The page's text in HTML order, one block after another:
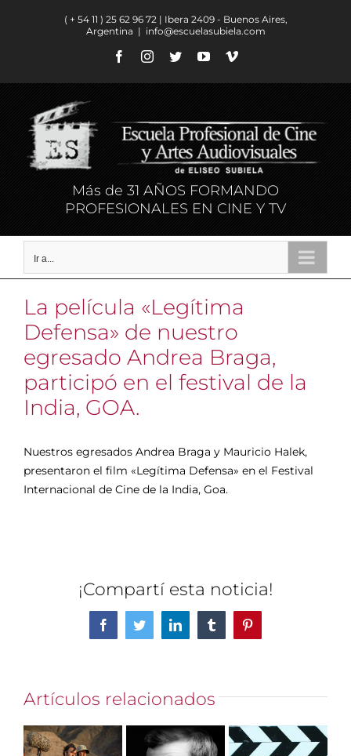
( + 54 11 ) ​25 62 96 72 | Ibera 2409 - Buenos Aires,
Argentina | info@escuelasubiela.com
FacebookInstagram
TwitterYouTubeVimeo
Más de 31 AÑOS FORMANDO
PROFESIONALES EN CINE Y TV
Ir a...
La película «Legítima
Defensa» de nuestro
egresado Andrea Braga,
participó en el festival de la
India, GOA.
Nuestros egresados Andrea Braga y Mauricio Halek,
presentaron el film «Legítima Defensa» en el Festival
Internacional de Cine de la India, Goa.
¡Compartí esta noticia!
FacebookTwitterLinkedInTumblrPinterest
Artículos relacionados